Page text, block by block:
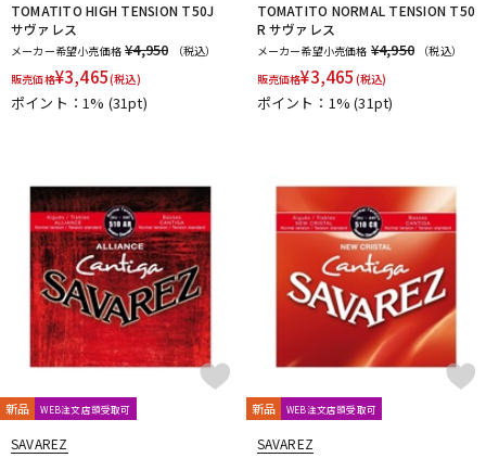
TOMATITO HIGH TENSION T50J
サヴァレス
メーカー希望小売価格 ¥4,950
（税込）
販売価格¥3,465(税込)
ポイント：1% (31pt)
TOMATITO NORMAL TENSION T50
R サヴァレス
メーカー希望小売価格 ¥4,950
（税込）
販売価格¥3,465 (税込)
ポイント：1%(31pt)
新品 WEB注文店頭受取可
SAVAREZ
新品 WEB注文店頭受取可
SAVAREZ